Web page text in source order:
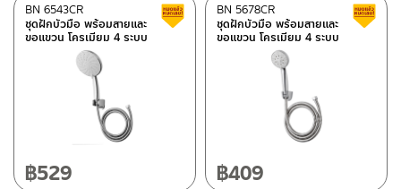
ชุดฝักบัวมือ พร้อมสายและ
ขอแขวน โครเมียม 4 ระบบ
BN 6543CR Clearance sale
฿529
ชุดฝักบัวมือ พร้อมสายและ
ขอแขวน โครเมียม 4 ระบบ
BN 5678CR
฿409